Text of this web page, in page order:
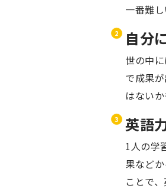
一番難
自分
世の中
で成果
はない
英語
1人の学
果など
ことで